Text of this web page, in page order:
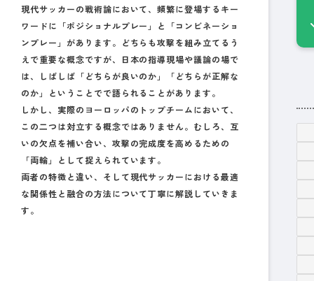
現代サッカーの戦術論において、頻繁に登場するキー
ワードに「ポジショナルプレー」と「コンビネーショ
ンプレー」があります。どちらも攻撃を組み立てるう
えで重要な概念ですが、日本の指導現場や議論の場で
は、しばしば「どちらが良いのか」「どちらが正解な
のか」ということでで語られることがあります。
しかし、実際のヨーロッパのトップチームにおいて、
この二つは対立する概念ではありません。むしろ、互
いの欠点を補い合い、攻撃の完成度を高めるための
「両輪」として捉えられています。
両者の特徴と違い、そして現代サッカーにおける最適
な関係性と融合の方法について丁寧に解説していきま
す。